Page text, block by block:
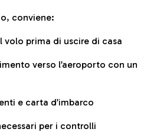
conviene:
volo prima di uscire di casa
verso l’aeroporto con un
e carta d’imbarco
per i controlli